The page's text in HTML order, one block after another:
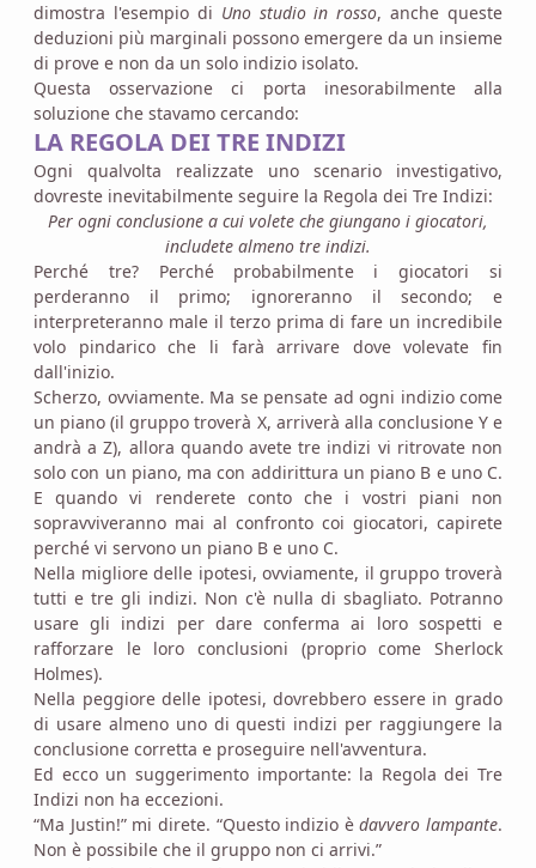
dimostra l'esempio di Uno studio in rosso, anche queste
deduzioni più marginali possono emergere da un insieme
di prove e non da un solo indizio isolato.
Questa osservazione ci porta inesorabilmente alla
soluzione che stavamo cercando:
LA REGOLA DEI TRE INDIZI
Ogni qualvolta realizzate uno scenario investigativo,
dovreste inevitabilmente seguire la Regola dei Tre Indizi:
Per ogni conclusione a cui volete che giungano i giocatori,
includete almeno tre indizi.
Perché tre? Perché probabilmente i giocatori si
perderanno il primo; ignoreranno il secondo; e
interpreteranno male il terzo prima di fare un incredibile
volo pindarico che li farà arrivare dove volevate fin
dall'inizio.
Scherzo, ovviamente. Ma se pensate ad ogni indizio come
un piano (il gruppo troverà X, arriverà alla conclusione Y e
andrà a Z), allora quando avete tre indizi vi ritrovate non
solo con un piano, ma con addirittura un piano B e uno C.
E quando vi renderete conto che i vostri piani non
sopravviveranno mai al confronto coi giocatori, capirete
perché vi servono un piano B e uno C.
Nella migliore delle ipotesi, ovviamente, il gruppo troverà
tutti e tre gli indizi. Non c'è nulla di sbagliato. Potranno
usare gli indizi per dare conferma ai loro sospetti e
rafforzare le loro conclusioni (proprio come Sherlock
Holmes).
Nella peggiore delle ipotesi, dovrebbero essere in grado
di usare almeno uno di questi indizi per raggiungere la
conclusione corretta e proseguire nell'avventura.
Ed ecco un suggerimento importante: la Regola dei Tre
Indizi non ha eccezioni.
“Ma Justin!” mi direte. “Questo indizio èdavvero lampante.
Non è possibile che il gruppo non ci arrivi.”